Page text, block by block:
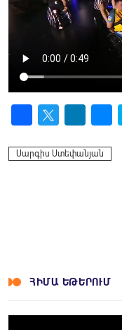
Սարգիս Ստեփանյան
ՀԻՄԱ ԵԹԵՐՈՒՄ